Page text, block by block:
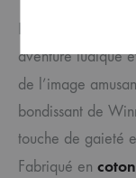
L’
aventure ludique
de l’image
bondissant de
touche de gaieté
Fabriqué en